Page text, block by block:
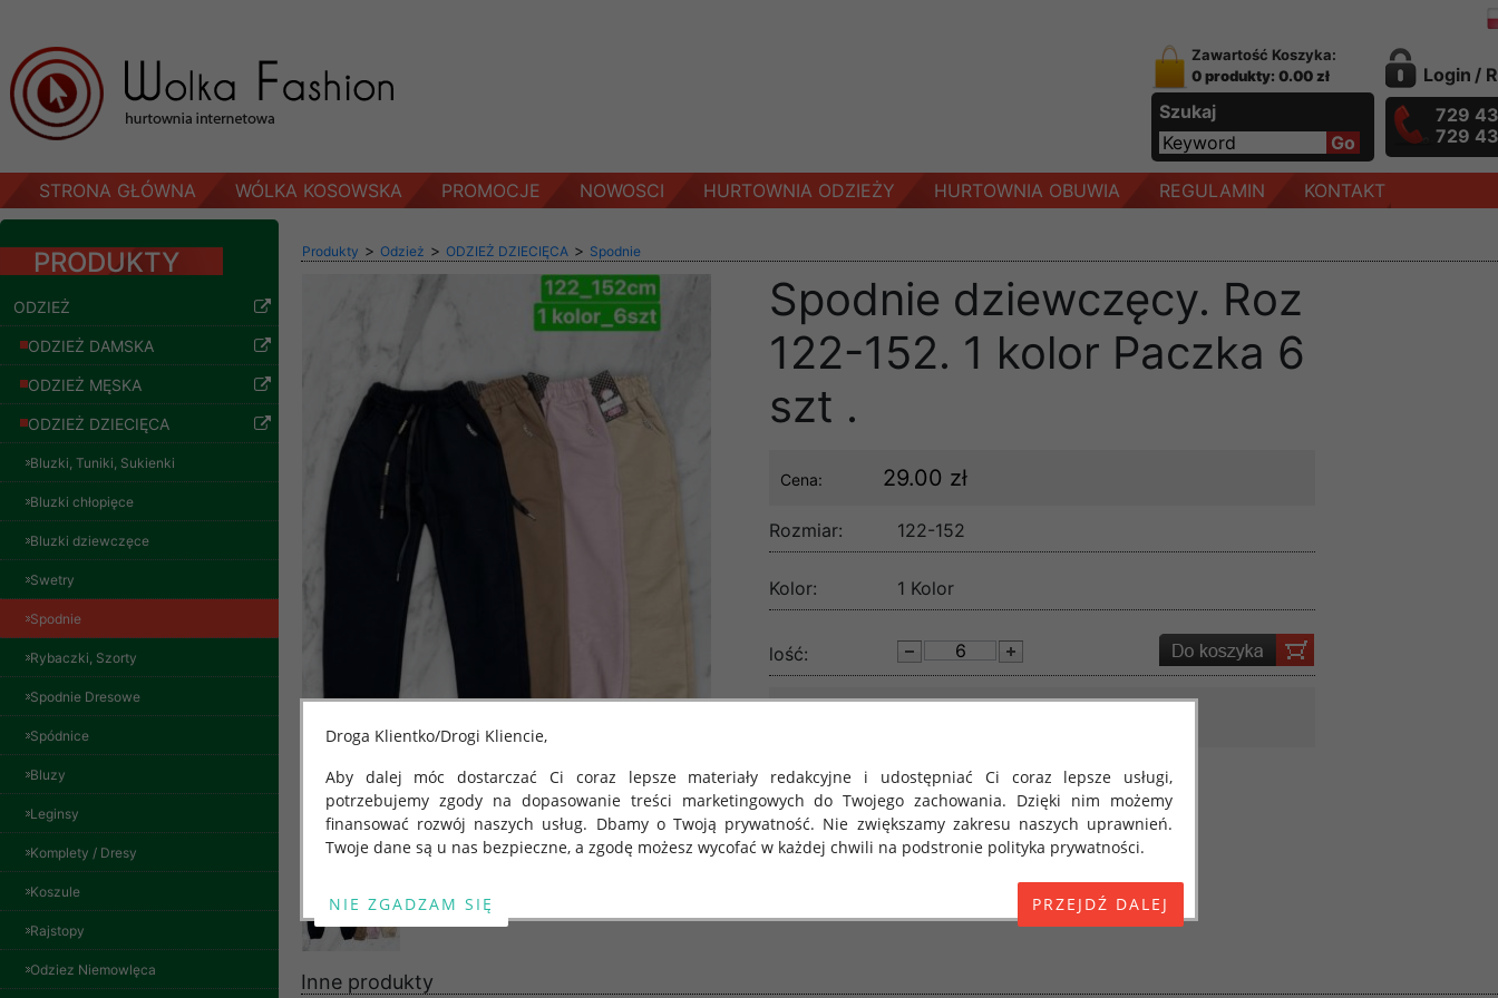
Zawartość Koszyka:
0 produkty: 0.00 zł
Szukaj
Login /
729
729
STRONA GŁÓWNA WÓLKA KOSOWSKA PROMOCJE NOWOSCI HURTOWNIA ODZIEŻY HURTOWNIA OBUWIA REGULAMIN KONTAKT
PRODUKTY
ODZIEŻ
ODZIEŻ DAMSKA
ODZIEŻ MĘSKA
ODZIEŻ DZIECIĘCA
Bluzki, Tuniki, Sukienki
Bluzki chłopięce
Bluzki dziewczęce
Swetry
Spodnie
Rybaczki, Szorty
Spodnie Dresowe
Spódnice
Bluzy
Leginsy
Komplety / Dresy
Koszule
Rajstopy
Odziez Niemowlęca
L-3XL. 1 kolor.
Paczka 10 szt
Produkty > Odzież > ODZIEŻ DZIECIĘCA > Spodnie
Spodnie dziewczęcy. Roz
122-152. 1 kolor Paczka 6
szt .
Cena: 29.00 zł
Rozmiar: 122-152
Kolor: 1 Kolor
lość:
Inne produkty
Droga Klientko/Drogi Kliencie,
Aby dalej móc dostarczać Ci coraz lepsze materiały redakcyjne i udostępniać Ci coraz lepsze usługi,
potrzebujemy zgody na dopasowanie treści marketingowych do Twojego zachowania. Dzięki nim możemy
finansować rozwój naszych usług. Dbamy o Twoją prywatność. Nie zwiększamy zakresu naszych uprawnień.
Twoje dane są u nas bezpieczne, a zgodę możesz wycofać w każdej chwili na podstronie polityka prywatności.
Od 25 maja 2018 roku obowiązuje Rozporządzenie Parlamentu Europejskiego i Rady (UE) 2016/679 z dnia 27
kwietnia 2016 r. w sprawie ochrony osób fizycznych w związku z przetwarzaniem danych osobowych i w sprawie
swobodnego przepływu takich danych oraz uchylenia dyrektywy 95/46/WE (określane jako "RODO", "ORODO",
przetwarzaniu Twoich danych oraz zasadach, na jakich odbywa się to po dniu 25 maja 2018 roku. Poniżej